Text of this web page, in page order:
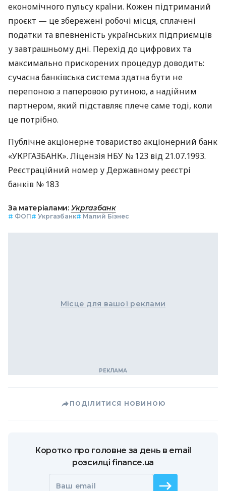
економічного пульсу країни. Кожен підтриманий
проєкт — це збережені робочі місця, сплачені
податки та впевненість українських підприємців
у завтрашньому дні. Перехід до цифрових та
максимально прискорених процедур доводить:
сучасна банківська система здатна бути не
перепоною з паперовою рутиною, а надійним
партнером, який підставляє плече саме тоді, коли
це потрібно.
Публічне акціонерне товариство акціонерний банк
«УКРГАЗБАНК». Ліцензія НБУ № 123 від 21.07.1993.
Реєстраційний номер у Державному реєстрі
банків № 183
За матеріалами: Укргазбанк
# ФОП# Укргазбанк# Малий Бізнес
Місце для вашої реклами
ПОДІЛИТИСЯ НОВИНОЮ
Коротко про головне за день в email
розсилці finance.ua
Ваш email